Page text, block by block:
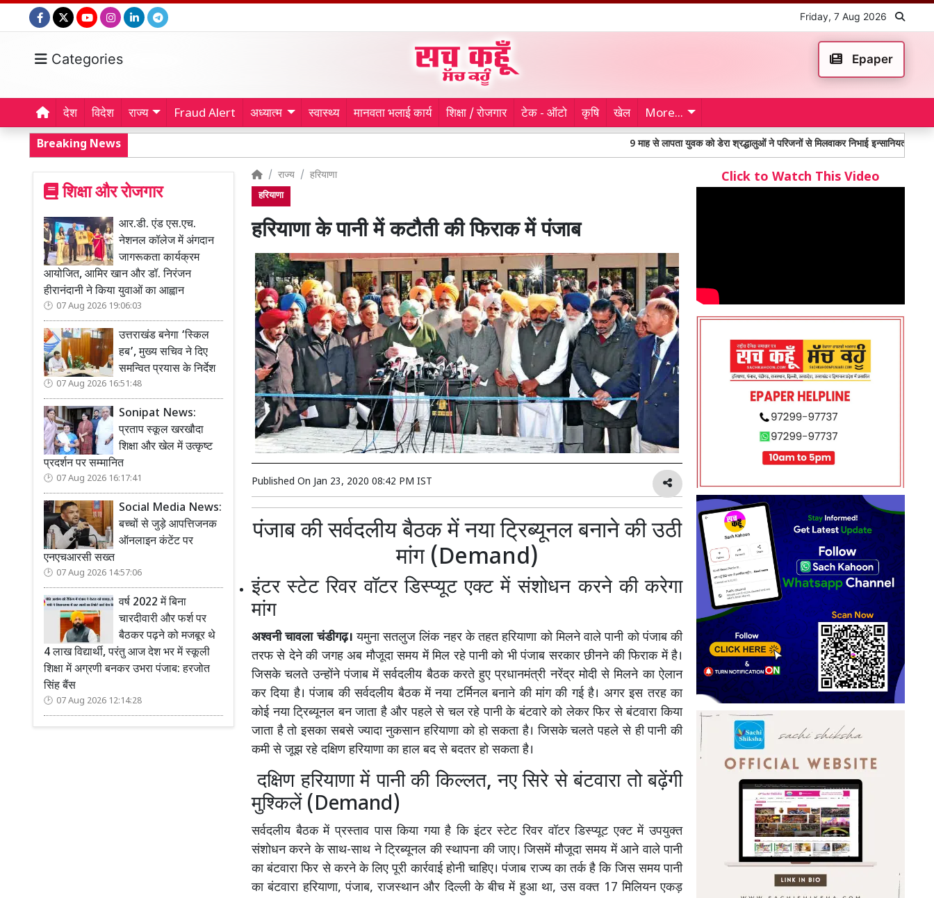
Friday, 7 Aug 2026
Categories Epaper
देश विदेश राज्य Fraud Alert अध्यात्म स्वास्थ्य मानवता भलाई कार्य शिक्षा / रोजगार टेक - ऑटो कृषि खेल More...
Breaking News 9 माह से लापता युवक को डेरा श्रद्धालुओं ने परिजनों से मिलवाकर निभाई इन्सानियत महंगाई भत्ते
शिक्षा और रोजगार
आर.डी. एंड एस.एच.
नेशनल कॉलेज में अंगदान
जागरूकता कार्यक्रम
आयोजित, आमिर खान और डॉ. निरंजन
हीरानंदानी ने किया युवाओं का आह्वान
07 Aug 2026 19:06:03
उत्तराखंड बनेगा ‘स्किल
हब’, मुख्य सचिव ने दिए
समन्वित प्रयास के निर्देश
07 Aug 2026 16:51:48
Sonipat News:
प्रताप स्कूल खरखौदा
शिक्षा और खेल में उत्कृष्ट
प्रदर्शन पर सम्मानित
07 Aug 2026 16:17:41
Social Media News:
बच्चों से जुड़े आपत्तिजनक
ऑनलाइन कंटेंट पर
एनएचआरसी सख्त
07 Aug 2026 14:57:06
वर्ष 2022 में बिना
चारदीवारी और फर्श पर
बैठकर पढ़ने को मजबूर थे
4 लाख विद्यार्थी, परंतु आज देश भर में स्कूली
शिक्षा में अग्रणी बनकर उभरा पंजाब: हरजोत
सिंह बैंस
07 Aug 2026 12:14:28
राज्य हरियाणा
हरियाणा
हरियाणा के पानी में कटौती की फिराक में पंजाब
Published On Jan 23, 2020 08:42 PM IST
पंजाब की सर्वदलीय बैठक में नया ट्रिब्यूनल बनाने की उठी
मांग (Demand)
इंटर स्टेट रिवर वॉटर डिस्प्यूट एक्ट में संशोधन करने की करेगा
मांग
अश्वनी चावला चंडीगढ़। यमुना सतलुज लिंक नहर के तहत हरियाणा को मिलने वाले पानी को पंजाब की
तरफ से देने की जगह अब मौजूदा समय में मिल रहे पानी को भी पंजाब सरकार छीनने की फिराक में है।
जिसके चलते उन्होंने पंजाब में सर्वदलीय बैठक करते हुए प्रधानमंत्री नरेंद्र मोदी से मिलने का ऐलान
कर दिया है। पंजाब की सर्वदलीय बैठक में नया टर्मिनल बनाने की मांग की गई है। अगर इस तरह का
कोई नया ट्रिब्यूनल बन जाता है और पहले से चल रहे पानी के बंटवारे को लेकर फिर से बंटवारा किया
जाता है तो इसका सबसे ज्यादा नुकसान हरियाणा को हो सकता है। जिसके चलते पहले से ही पानी की
कमी से जूझ रहे दक्षिण हरियाणा का हाल बद से बदतर हो सकता है।
दक्षिण हरियाणा में पानी की किल्लत, नए सिरे से बंटवारा तो बढ़ेंगी
मुश्किलें (Demand)
सर्वदलीय बैठक में प्रस्ताव पास किया गया है कि इंटर स्टेट रिवर वॉटर डिस्प्यूट एक्ट में उपयुक्त
संशोधन करने के साथ-साथ ने ट्रिब्यूनल की स्थापना की जाए। जिसमें मौजूदा समय में आने वाले पानी
का बंटवारा फिर से करने के लिए पूरी कार्रवाई होनी चाहिए। पंजाब राज्य का तर्क है कि जिस समय पानी
का बंटवारा हरियाणा, पंजाब, राजस्थान और दिल्ली के बीच में हुआ था, उस वक्त 17 मिलियन एकड़
Click to Watch This Video